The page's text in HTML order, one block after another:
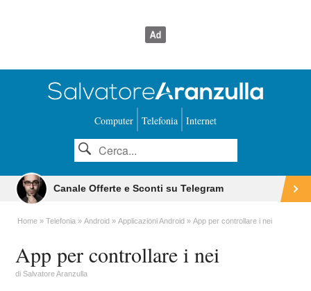
Computer Telefonia Internet
Canale Offerte e Sconti su Telegram
Home Telefonia Android Applicazioni Android App per controllare i nei
App per controllare i nei
diSalvatore Aranzulla